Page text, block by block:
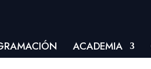
ACADEMIA